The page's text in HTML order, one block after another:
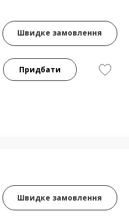
Швидке замовлення
Придбати
Швидке замовлення